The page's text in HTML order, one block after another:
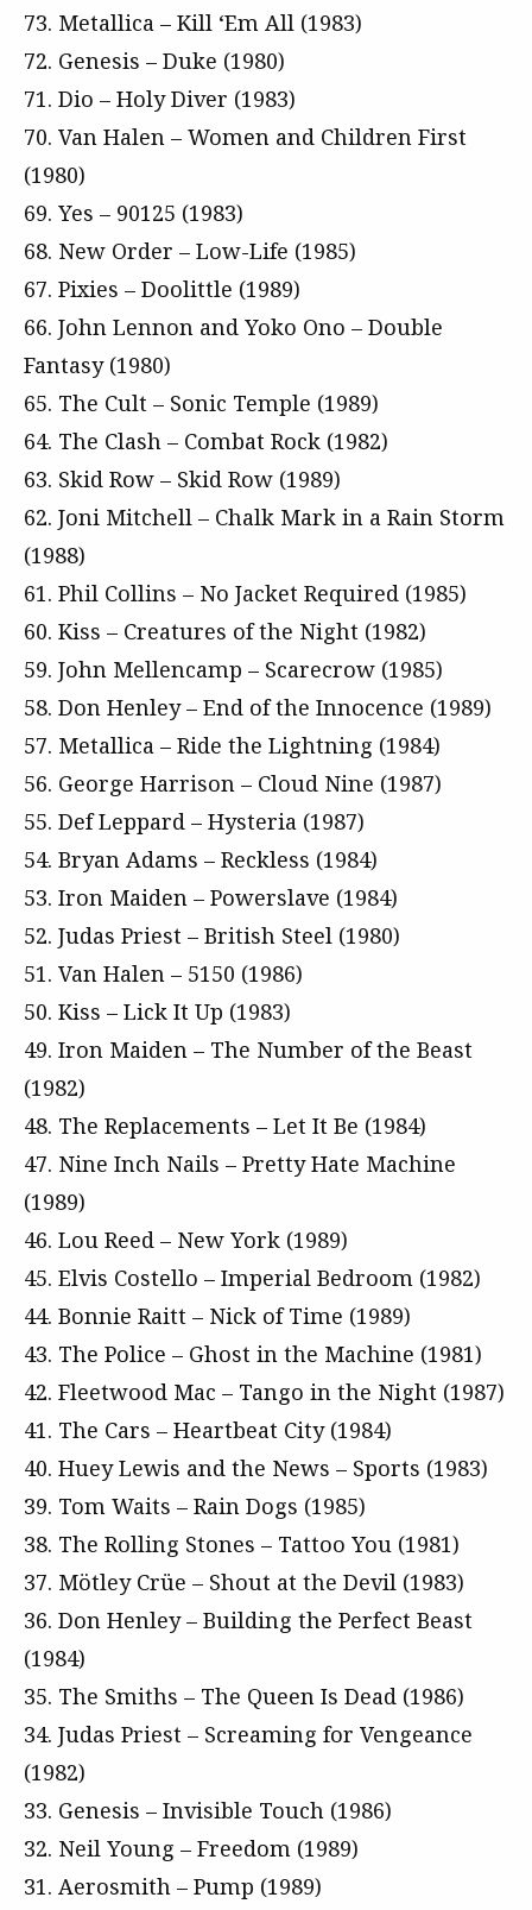
73. Metallica – Kill ‘Em All (1983)
72. Genesis – Duke (1980)
71. Dio – Holy Diver (1983)
70. Van Halen – Women and Children First
(1980)
69. Yes – 90125 (1983)
68. New Order – Low-Life (1985)
67. Pixies – Doolittle (1989)
66. John Lennon and Yoko Ono – Double
Fantasy (1980)
65. The Cult – Sonic Temple (1989)
64. The Clash – Combat Rock (1982)
63. Skid Row – Skid Row (1989)
62. Joni Mitchell – Chalk Mark in a Rain Storm
(1988)
61. Phil Collins – No Jacket Required (1985)
60. Kiss – Creatures of the Night (1982)
59. John Mellencamp – Scarecrow (1985)
58. Don Henley – End of the Innocence (1989)
57. Metallica – Ride the Lightning (1984)
56. George Harrison – Cloud Nine (1987)
55. Def Leppard – Hysteria (1987)
54. Bryan Adams – Reckless (1984)
53. Iron Maiden – Powerslave (1984)
52. Judas Priest – British Steel (1980)
51. Van Halen – 5150 (1986)
50. Kiss – Lick It Up (1983)
49. Iron Maiden – The Number of the Beast
(1982)
48. The Replacements – Let It Be (1984)
47. Nine Inch Nails – Pretty Hate Machine
(1989)
46. Lou Reed – New York (1989)
45. Elvis Costello – Imperial Bedroom (1982)
44. Bonnie Raitt – Nick of Time (1989)
43. The Police – Ghost in the Machine (1981)
42. Fleetwood Mac – Tango in the Night (1987)
41. The Cars – Heartbeat City (1984)
40. Huey Lewis and the News – Sports (1983)
39. Tom Waits – Rain Dogs (1985)
38. The Rolling Stones – Tattoo You (1981)
37. Mötley Crüe – Shout at the Devil (1983)
36. Don Henley – Building the Perfect Beast
(1984)
35. The Smiths – The Queen Is Dead (1986)
34. Judas Priest – Screaming for Vengeance
(1982)
33. Genesis – Invisible Touch (1986)
32. Neil Young – Freedom (1989)
31. Aerosmith – Pump (1989)